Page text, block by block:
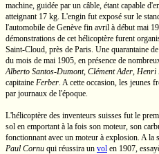
machine, guidée par un câble, étant capable
atteignant 17 kg. L'engin fut exposé sur le
l'automobile de Genève fin avril à début mai
démonstrations de cet hélicoptère furent
Saint-Cloud, près de Paris. Une quarantaine
du mois de mai 1905, en présence de
Alberto Santos-Dumont, Clément Ader, Henri
capitaine Ferber. A cette occasion, les jeunes
par journaux de l'époque.
L'hélicoptère des inventeurs suisses fut le
sol en emportant à la fois son moteur, son
fonctionnant avec un moteur à explosion. A la
Paul Cornu qui réussira un vol en 1907,